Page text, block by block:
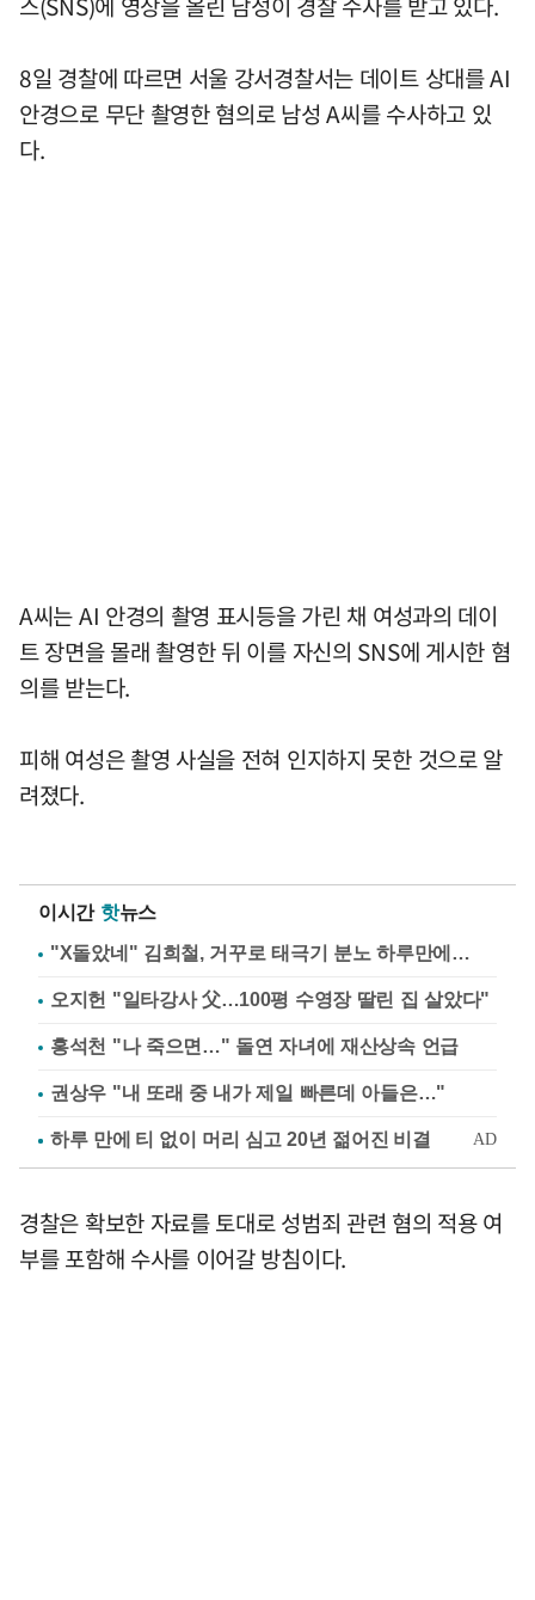
8일 경찰에 따르면 서울 강서경찰서는 데이트 상대를 AI
안경으로 무단 촬영한 혐의로 남성 A씨를 수사하고 있
다.
A씨는 AI 안경의 촬영 표시등을 가린 채 여성과의 데이
트 장면을 몰래 촬영한 뒤 이를 자신의 SNS에 게시한 혐
의를 받는다.
피해 여성은 촬영 사실을 전혀 인지하지 못한 것으로 알
려졌다.
이시간 핫뉴스
"X돌았네" 김희철, 거꾸로 태극기 분노 하루만에…
오지헌 "일타강사 父…100평 수영장 딸린 집 살았다"
홍석천 "나 죽으면…" 돌연 자녀에 재산상속 언급
권상우 "내 또래 중 내가 제일 빠른데 아들은…"
경찰은 확보한 자료를 토대로 성범죄 관련 혐의 적용 여
부를 포함해 수사를 이어갈 방침이다.